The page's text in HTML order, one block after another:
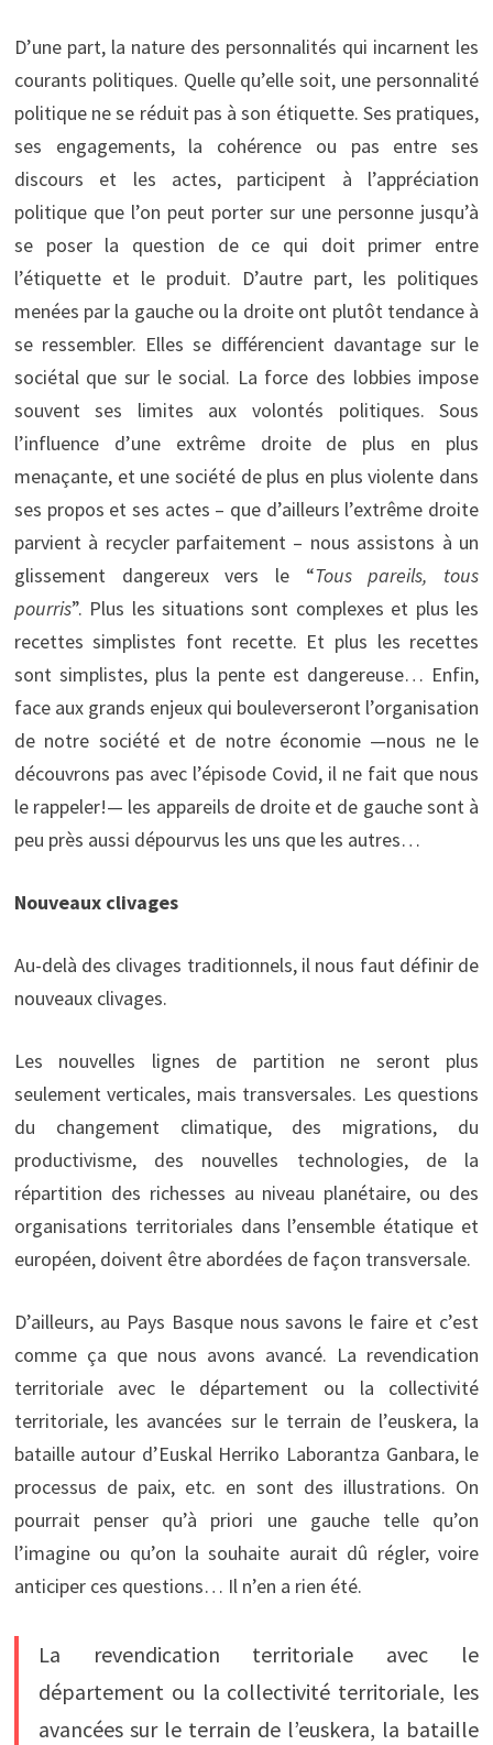
D’une part, la nature des personnalités qui incarnent les
courants politiques. Quelle qu’elle soit, une personnalité
politique ne se réduit pas à son étiquette. Ses pratiques,
ses engagements, la cohérence ou pas entre ses
discours et les actes, participent à l’appréciation
politique que l’on peut porter sur une personne jusqu’à
se poser la question de ce qui doit primer entre
l’étiquette et le produit. D’autre part, les politiques
menées par la gauche ou la droite ont plutôt tendance à
se ressembler. Elles se différencient davantage sur le
sociétal que sur le social. La force des lobbies impose
souvent ses limites aux volontés politiques. Sous
l’influence d’une extrême droite de plus en plus
menaçante, et une société de plus en plus violente dans
ses propos et ses actes – que d’ailleurs l’extrême droite
parvient à recycler parfaitement – nous assistons à un
glissement dangereux vers le “Tous pareils, tous
pourris”. Plus les situations sont complexes et plus les
recettes simplistes font recette. Et plus les recettes
sont simplistes, plus la pente est dangereuse… Enfin,
face aux grands enjeux qui bouleverseront l’organisation
de notre société et de notre économie —nous ne le
découvrons pas avec l’épisode Covid, il ne fait que nous
le rappeler!— les appareils de droite et de gauche sont à
peu près aussi dépourvus les uns que les autres…
Nouveaux clivages
Au-delà des clivages traditionnels, il nous faut définir de
nouveaux clivages.
Les nouvelles lignes de partition ne seront plus
seulement verticales, mais transversales. Les questions
du changement climatique, des migrations, du
productivisme, des nouvelles technologies, de la
répartition des richesses au niveau planétaire, ou des
organisations territoriales dans l’ensemble étatique et
européen, doivent être abordées de façon transversale.
D’ailleurs, au Pays Basque nous savons le faire et c’est
comme ça que nous avons avancé. La revendication
territoriale avec le département ou la collectivité
territoriale, les avancées sur le terrain de l’euskera, la
bataille autour d’Euskal Herriko Laborantza Ganbara, le
processus de paix, etc. en sont des illustrations. On
pourrait penser qu’à priori une gauche telle qu’on
l’imagine ou qu’on la souhaite aurait dû régler, voire
anticiper ces questions… Il n’en a rien été.
La revendication territoriale avec le
département ou la collectivité territoriale, les
avancées sur le terrain de l’euskera, la bataille